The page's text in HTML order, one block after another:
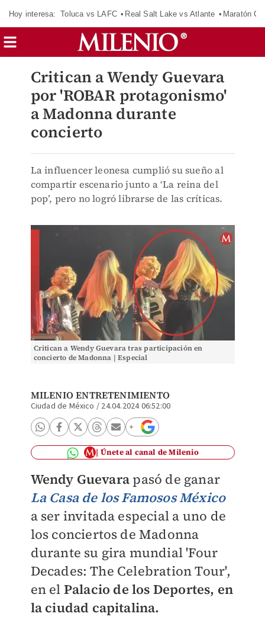
Hoy interesa: Toluca vs LAFC Real Salt Lake vs Atlante Maratón
Critican a Wendy Guevara
por 'ROBAR protagonismo'
a Madonna durante
concierto
La influencer leonesa cumplió su sueño al
compartir escenario junto a ‘La reina del
pop’, pero no logró librarse de las críticas.
Critican a Wendy Guevara tras participación en
concierto de Madonna | Especial
MILENIO ENTRETENIMIENTO
Ciudad de México / 24.04.2024 06:52:00
Únete al canal de Milenio
Wendy Guevara pasó de ganar
La Casa de los Famosos México
a ser invitada especial a uno de
los conciertos de Madonna
durante su gira mundial 'Four
Decades: The Celebration Tour',
en el Palacio de los Deportes, en
la ciudad capitalina.